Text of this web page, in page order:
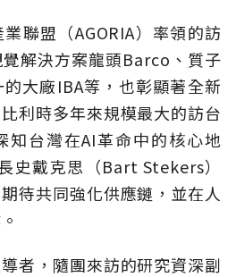
聯盟（AGORIA）率領的訪
解決方案龍頭Barco、質子
大廠IBA等，也彰顯著全新
利時多年來規模最大的訪台
知台灣在AI革命中的核心地
史戴克思（Bart Stekers）
待共同強化供應鏈，並在人
者，隨團來訪的研究資深副